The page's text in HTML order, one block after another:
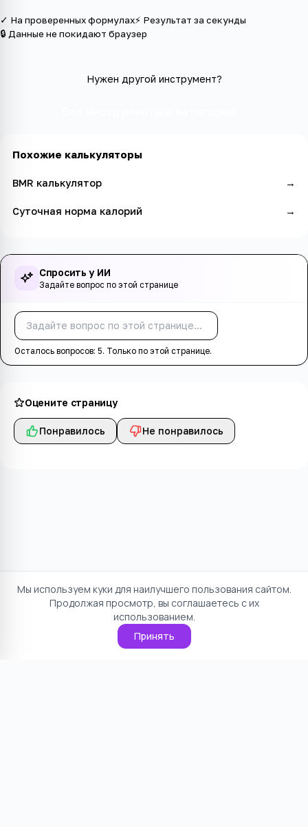
✓ На проверенных формулах⚡ Результат за секунды
🔒 Данные не покидают браузер
Нужен другой инструмент?
Похожие калькуляторы
BMR калькулятор →
Суточная норма калорий →
Спросить у ИИ
Задайте вопрос по этой странице
Осталось вопросов: 5. Только по этой странице.
Оцените страницу
Понравилось Не понравилось
Мы используем куки для наилучшего пользования сайтом.
Продолжая просмотр, вы соглашаетесь с их
использованием.
Принять